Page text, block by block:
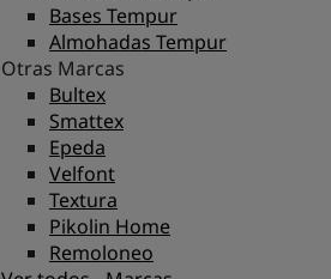
Bases Tempur
Almohadas Tempur
Otras Marcas
Bultex
Smattex
Epeda
Velfont
Textura
Pikolin Home
Remoloneo